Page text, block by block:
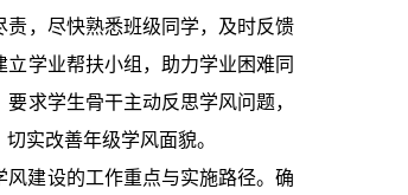
，尽快熟悉班级同学，及时反馈
学业帮扶小组，助力学业困难同
求学生骨干主动反思学风问题，
实改善年级学风面貌。
建设的工作重点与实施路径。确